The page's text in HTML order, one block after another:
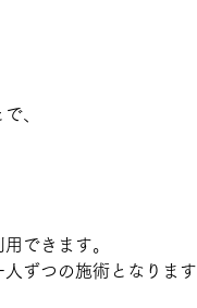
、
できます。
ずつの施術となります